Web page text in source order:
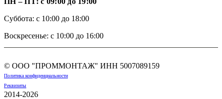
Суббота: с 10:00 до 18:00
Воскресенье: с 10:00 до 16:00
© ООО "ПРОММОНТАЖ" ИНН 5007089159
Политика конфиденциальности
Реквизиты
2014-2026